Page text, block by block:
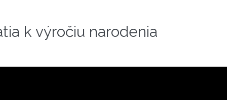
k výročiu narodenia